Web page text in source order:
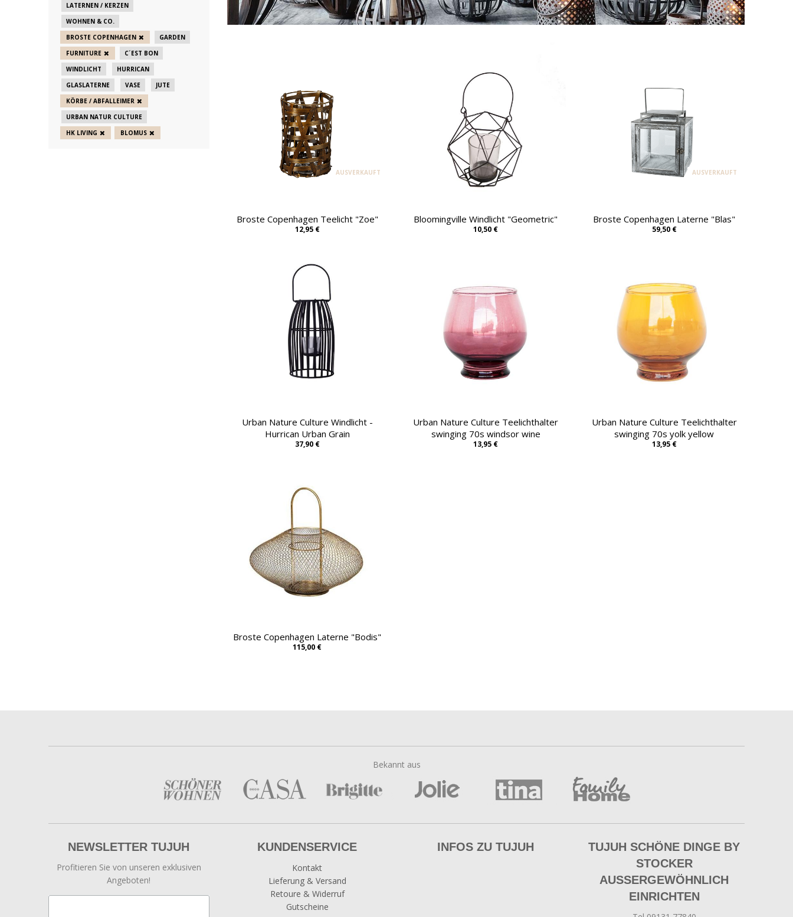
AUSVERKAUFT
Broste Copenhagen Teelicht "Zoe"
12,95 €
Bloomingville Windlicht "Geometric"
10,50 €
AUSVERKAUFT
Broste Copenhagen Laterne "Blas"
59,50 €
Urban Nature Culture Windlicht -
Hurrican Urban Grain
37,90 €
Urban Nature Culture Teelichthalter
swinging 70s windsor wine
13,95 €
Urban Nature Culture Teelichthalter
swinging 70s yolk yellow
13,95 €
Broste Copenhagen Laterne "Bodis"
115,00 €
LATERNEN / KERZEN
WOHNEN & CO.
BROSTE COPENHAGEN
GARDEN
FURNITURE
C´EST BON
WINDLICHT
HURRICAN
GLASLATERNE
VASE
JUTE
KÖRBE / ABFALLEIMER
URBAN NATUR CULTURE
HK LIVING
BLOMUS
Bekannt aus
NEWSLETTER TUJUH
Profitieren Sie von unseren exklusiven
Angeboten!
KUNDENSERVICE
Kontakt
Lieferung & Versand
Retoure & Widerruf
Gutscheine
INFOS ZU TUJUH
TUJUH SCHÖNE DINGE BY
STOCKER
AUSSERGEWÖHNLICH E
INRICHTEN